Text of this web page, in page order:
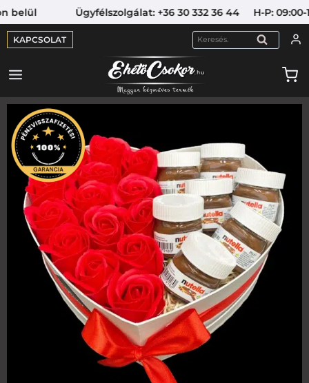
+36 30 332 36 44 H-P: 09:00-
KAPCSOLAT KERESÉS